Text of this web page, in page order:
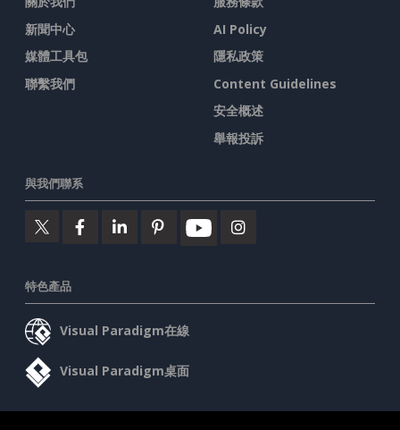
新聞中心
媒體工具包
聯繫我們
AI Policy
隱私政策
Content Guidelines
安全概述
舉報投訴
與我們聯系
特色產品
Visual Paradigm在線
Visual Paradigm桌面